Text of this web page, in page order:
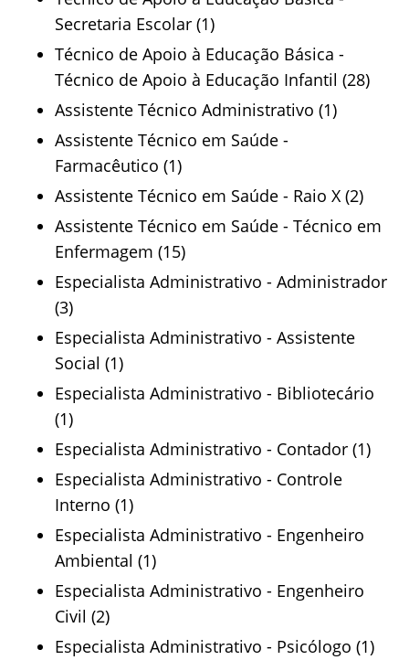
Secretaria Escolar (1)
Técnico de Apoio à Educação Básica -
Técnico de Apoio à Educação Infantil (28)
Assistente Técnico Administrativo (1)
Assistente Técnico em Saúde -
Farmacêutico (1)
Assistente Técnico em Saúde - Raio X (2)
Assistente Técnico em Saúde - Técnico em
Enfermagem (15)
Especialista Administrativo - Administrador
(3)
Especialista Administrativo - Assistente
Social (1)
Especialista Administrativo - Bibliotecário
(1)
Especialista Administrativo - Contador (1)
Especialista Administrativo - Controle
Interno (1)
Especialista Administrativo - Engenheiro
Ambiental (1)
Especialista Administrativo - Engenheiro
Civil (2)
Especialista Administrativo - Psicólogo (1)